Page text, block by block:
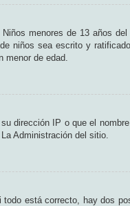
menores de 13 años
niños sea escrito y
menor de edad.
dirección IP o que el
Administración del sitio.
está correcto, hay dos